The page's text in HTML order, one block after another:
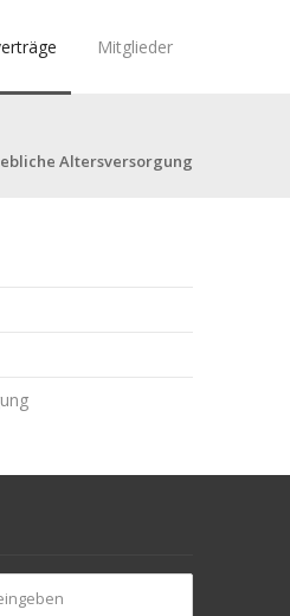
Mitglieder
Altersversorgung